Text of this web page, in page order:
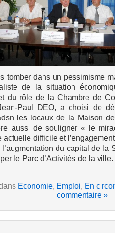
tomber dans un pessimisme
de la situation
du rôle de la Chambre de
Paul DEO, a choisi de
les locaux de la Maison
aussi de souligner « le
actuelle difficile et
du capital de la
le Parc d’Activités de la ville.
Economie, Emploi, En
commentaire »